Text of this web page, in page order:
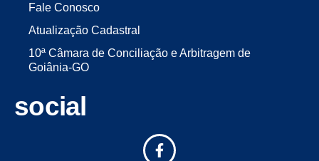
Fale Conosco
Atualização Cadastral
10ª Câmara de Conciliação e Arbitragem de
Goiânia-GO
social